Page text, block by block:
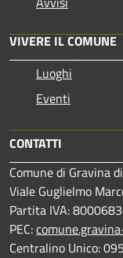
VIVERE IL COMUNE
Luoghi
Eventi
CONTATTI
Comune di Gravina
Viale Guglielmo
Partita IVA:
PEC:
Centralino Unico: